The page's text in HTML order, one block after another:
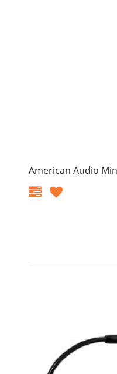
American Audio